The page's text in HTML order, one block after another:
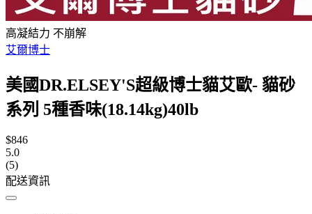
高凝結力 不崩解
艾爾博士
美國DR.ELSEY'S超級博士貓艾歐- 貓砂
系列 5種香味(18.14kg)40lb
$846
5.0
(5)
配送資訊